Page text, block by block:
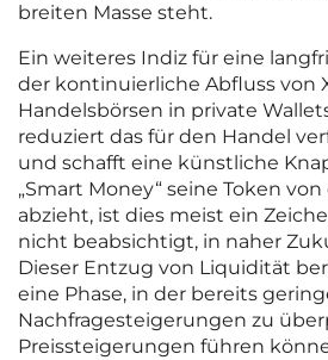
breiten Masse steht.
Ein weiteres Indiz für eine
der kontinuierliche Abfluss von
Handelsbörsen in private
reduziert das für den Handel
und schafft eine künstliche
„Smart Money“ seine Token
abzieht, ist dies meist ein
nicht beabsichtigt, in naher
Dieser Entzug von Liquidität
eine Phase, in der bereits
Nachfragesteigerungen zu
Preissteigerungen führen